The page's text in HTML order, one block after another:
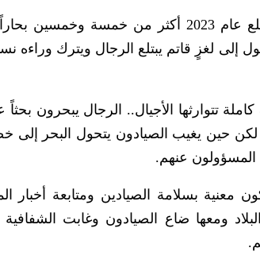
-هذه الحادثة ليست الأولى من نوعها، فالمدينة ذاتها فقدت مطلع عام 2023 أكثر من
لغزٍ قاتم يبتلع الرجال ويترك وراءه
تتوارثها الأجيال.. الرجال يبحرون
لكن حين يغيب الصيادون يتحول البحر إلى
المسؤولون عنهم.
معنية بسلامة الصيادين ومتابعة أخبار
ومعها ضاع الصيادون وغابت الشفافية